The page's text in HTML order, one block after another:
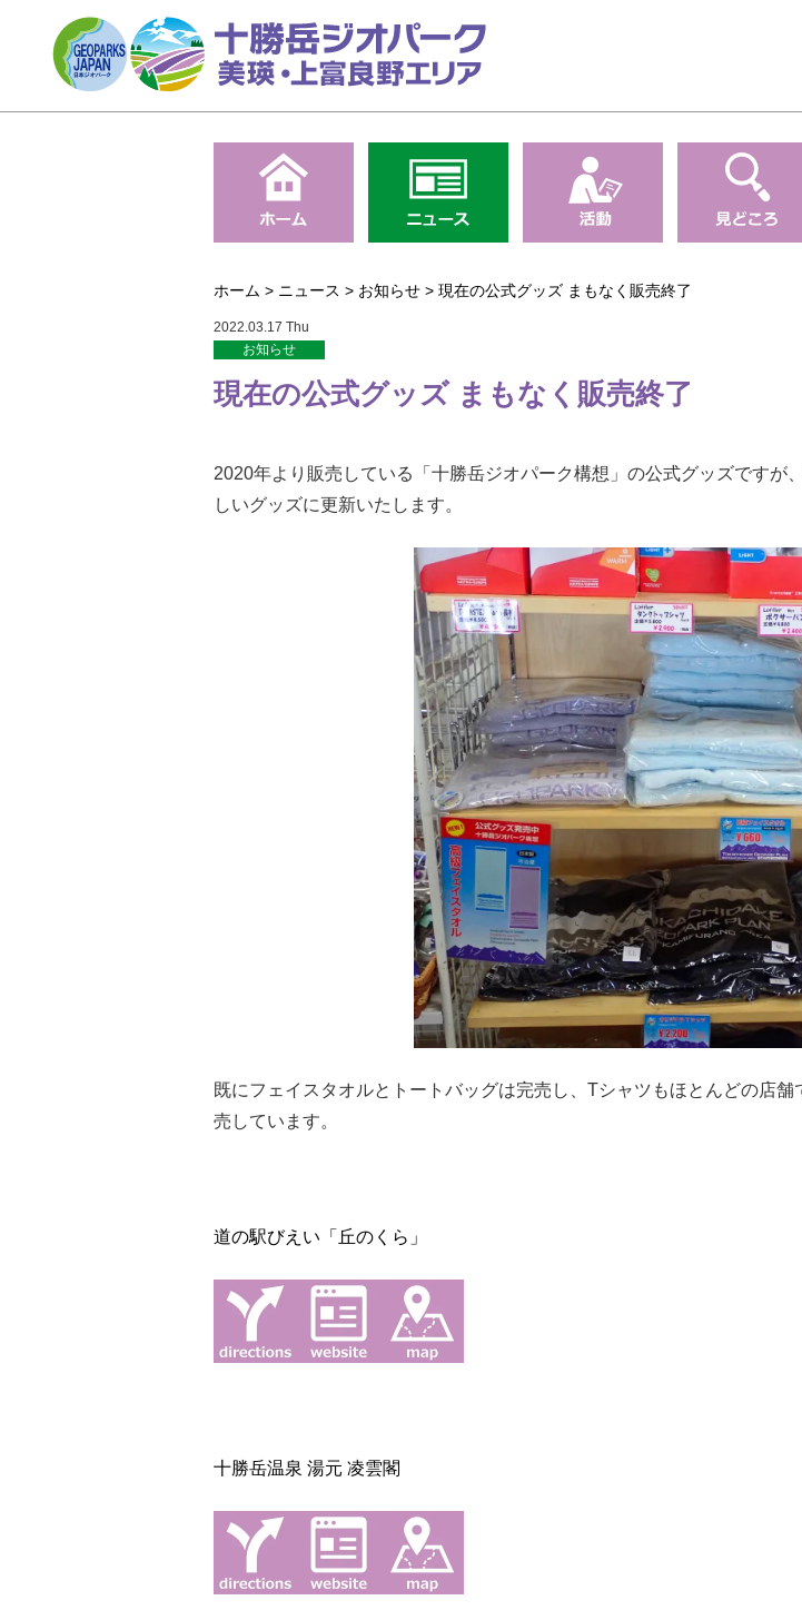
ホーム > ニュース > お知らせ > 現在の公式グッズ まもなく販売終了
2022.03.17 Thu
お知らせ
現在の公式グッズ まもなく販売終了
2020年より販売している「十勝岳ジオパーク構想」の公式グッズです
しいグッズに更新いたします。
既にフェイスタオルとトートバッグは完売し、Tシャツもほとんどの店
売しています。
道の駅びえい「丘のくら」
十勝岳温泉 湯元 凌雲閣